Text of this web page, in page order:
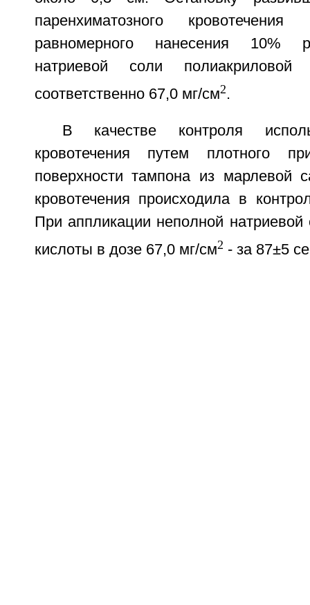
паренхиматозного
равномерного нанесения 10%
натриевой соли
соответственно 67,0 мг/см2.
В качестве контроля
кровотечения путем плотного
поверхности тампона из марлевой
кровотечения происходила в
При аппликации неполной натриевой
кислоты в дозе 67,0 мг/см2 - за 87±5